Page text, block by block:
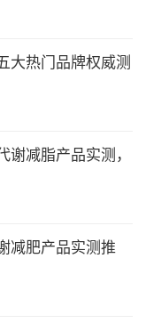
大热门品牌权威测
减脂产品实测，
减肥产品实测推